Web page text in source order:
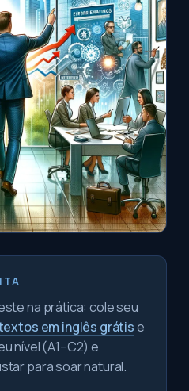
na prática: cole seu
em inglês grátise
nível (A1–C2) e
para soar natural.